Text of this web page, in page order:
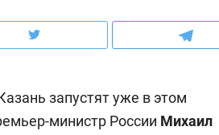
запустят уже в этом
министр России Михаил